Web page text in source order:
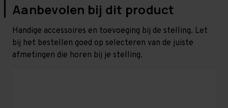
Aanbevolen bij dit product
Handige accessoires en toevoeging bij de stelling. Let
bij het bestellen goed op selecteren van de juiste
afmetingen die horen bij je stelling.